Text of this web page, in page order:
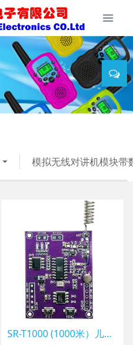
模拟无线对讲机模块带
SR-T1000 (1000米）儿童玩具对讲模块，DIY手工制作二合一